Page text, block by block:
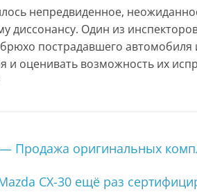
непредвиденное,
диссонансу. Один из
пострадавшего
и оценивать возможность их
Продажа оригинальных
CX-30 ещё раз